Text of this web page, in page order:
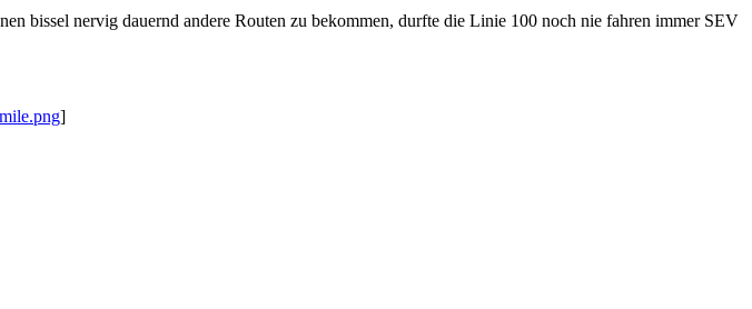
bissel nervig dauernd andere Routen zu bekommen, durfte die Linie 100 noch nie fahren immer SEV
]